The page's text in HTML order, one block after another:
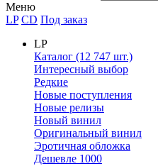
Меню
LP CD Под заказ
LP
Каталог (12 747 шт.)
Интересный выбор
Редкие
Новые поступления
Новые релизы
Новый винил
Оригинальный винил
Эротичная обложка
Дешевле 1000